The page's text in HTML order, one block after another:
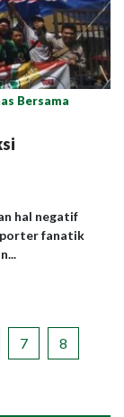
Bersama
hal negatif
fanatik
7
8